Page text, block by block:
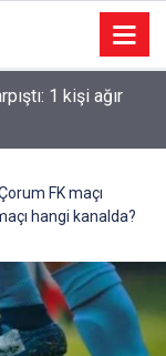
1 kişi ağır
FK maçı
hangi kanalda?